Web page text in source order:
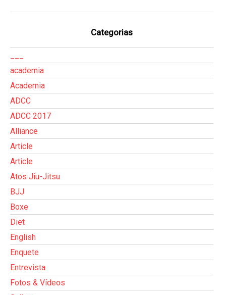
Categorias
academia
Academia
ADCC
ADCC 2017
Alliance
Article
Article
Atos Jiu-Jitsu
BJJ
Boxe
Diet
English
Enquete
Entrevista
Fotos & Vídeos